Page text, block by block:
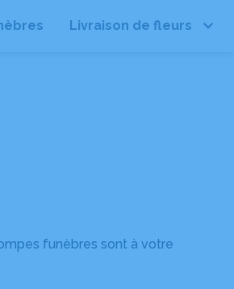
Livraison de fleurs
funèbres sont à votre